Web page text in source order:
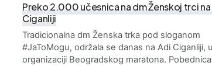
Preko 2.000 učesnica na dm Ženskoj trci
Ciganliji
Tradicionalna dm Ženska trka pod sloganom
#JaToMogu, održala se danas na Adi Ciganliji, u
organizaciji Beogradskog maratona. Pobednica